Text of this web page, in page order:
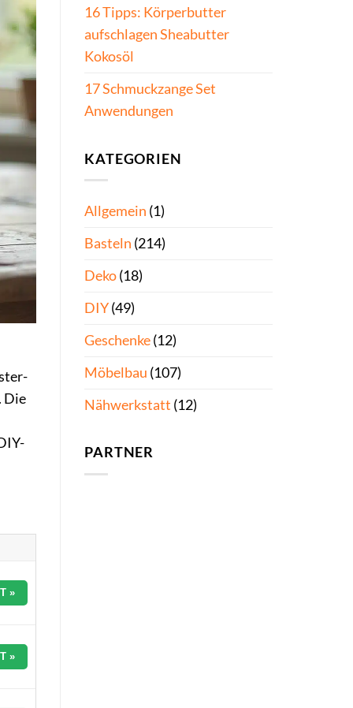
Die
»
»
16 Tipps: Körperbutter
aufschlagen Sheabutter
Kokosöl
17 Schmuckzange Set
Anwendungen
KATEGORIEN
Allgemein (1)
Basteln (214)
Deko(18)
DIY(49)
Geschenke(12)
Möbelbau (107)
Nähwerkstatt (12)
PARTNER